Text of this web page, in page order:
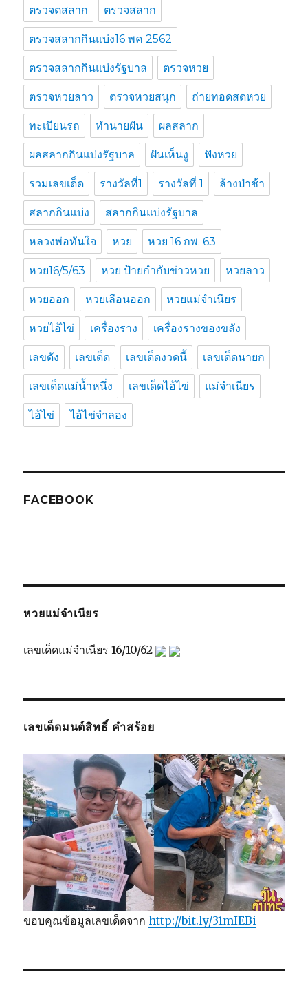
ตรวจตสลาก ตรวจสลาก
ตรวจสลากกินแบ่ง16 พค 2562
ตรวจสลากกินแบ่งรัฐบาล ตรวจหวย
ตรวจหวยลาว ตรวจหวยสนุก ถ่ายทอดสดหวย
ทะเบียนรถ ทำนายฝัน ผลสลาก
ผลสลากกินแบ่งรัฐบาล ฝันเห็นงู ฟังหวย
รวมเลขเด็ด รางวัลที่1 รางวัลที่ 1 ล้างป่าช้า
สลากกินแบ่ง สลากกินแบ่งรัฐบาล
หลวงพ่อทันใจ หวย หวย 16 กพ. 63
หวย16/5/63 หวย ป้ายกำกับข่าวหวย หวยลาว
หวยออก หวยเลือนออก หวยแม่จำเนียร
หวยไอ้ไข่ เครื่องราง เครื่องรางของขลัง
เลขดัง เลขเด็ด เลขเด็ดงวดนี้ เลขเด็ดนายก
เลขเด็ดแม่น้ำหนึ่ง เลขเด็ดไอ้ไข่ แม่จำเนียร
ไอ้ไข่ ไอ้ไข่จำลอง
FACEBOOK
หวยแม่จำเนียร
เลขเด็ดแม่จำเนียร 16/10/62
เลขเด็ดมนต์สิทธิ์ คำสร้อย
ขอบคุณข้อมูลเลขเด็ดจากhttp://bit.ly/31mIEBi